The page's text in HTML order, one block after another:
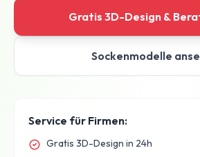
Gratis 3D-Design &
Sockenmodelle
Service für Firmen:
Gratis 3D-Design in 24h